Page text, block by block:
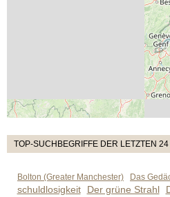
TOP-SUCHBEGRIFFE DER LETZTEN
Bolton (Greater Manchester) Das
schuldlosigkeit Der grüne Strahl